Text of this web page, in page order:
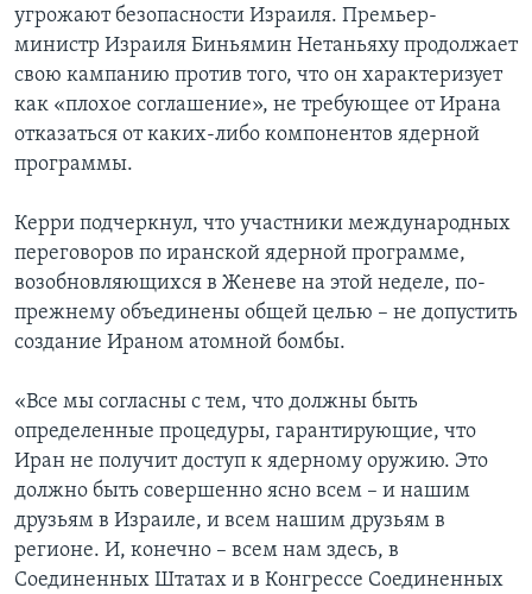
угрожают безопасности Израиля. Премьер-
министр Израиля Биньямин Нетаньяху продолжает
свою кампанию против того, что он характеризует
как «плохое соглашение», не требующее от Ирана
отказаться от каких-либо компонентов ядерной
программы.
Керри подчеркнул, что участники международных
переговоров по иранской ядерной программе,
возобновляющихся в Женеве на этой неделе, по-
прежнему объединены общей целью – не допустить
создание Ираном атомной бомбы.
«Все мы согласны с тем, что должны быть
определенные процедуры, гарантирующие, что
Иран не получит доступ к ядерному оружию. Это
должно быть совершенно ясно всем – и нашим
друзьям в Израиле, и всем нашим друзьям в
регионе. И, конечно – всем нам здесь, в
Соединенных Штатах и в Конгрессе Соединенных